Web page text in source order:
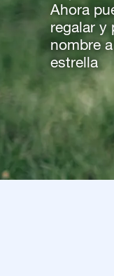
Ahora
regalar y
nombre
estrella